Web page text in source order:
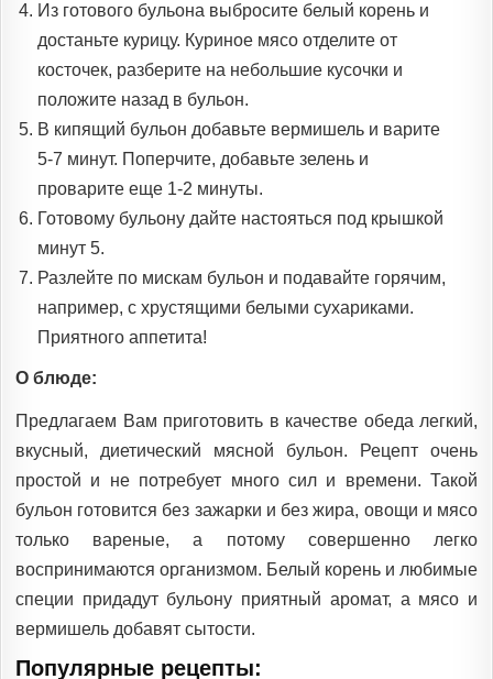
Из готового бульона выбросите белый корень и
достаньте курицу. Куриное мясо отделите от
косточек, разберите на небольшие кусочки и
положите назад в бульон.
В кипящий бульон добавьте вермишель и варите
5-7 минут. Поперчите, добавьте зелень и
проварите еще 1-2 минуты.
Готовому бульону дайте настояться под крышкой
минут 5.
Разлейте по мискам бульон и подавайте горячим,
например, с хрустящими белыми сухариками.
Приятного аппетита!
О блюде:
Предлагаем Вам приготовить в качестве обеда легкий,
вкусный, диетический мясной бульон. Рецепт очень
простой и не потребует много сил и времени. Такой
бульон готовится без зажарки и без жира, овощи и мясо
только вареные, а потому совершенно легко
воспринимаются организмом. Белый корень и любимые
специи придадут бульону приятный аромат, а мясо и
вермишель добавят сытости.
Популярные рецепты: